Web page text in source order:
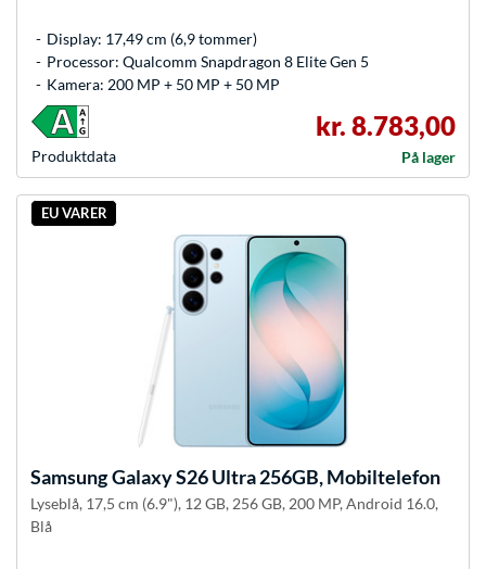
Display: 17,49 cm (6,9 tommer)
Processor: Qualcomm Snapdragon 8 Elite Gen 5
Kamera: 200 MP + 50 MP + 50 MP
Produkt­data
kr. 8.783,00
På lager
EU VARER
SamsungGalaxy S26 Ultra 256GB, Mobiltelefon
Lyseblå, 17,5 cm (6.9"), 12 GB, 256 GB, 200 MP, Android 16.0,
Blå